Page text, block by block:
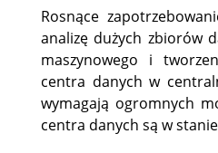
Rosnące
analizę dużych zbiorów
maszynowego i
centra danych w
wymagają ogromnych
centra danych są w